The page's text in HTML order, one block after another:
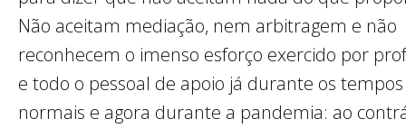
Não aceitam mediação, nem arbitragem e não
reconhecem o imenso esforço exercido por
e todo o pessoal de apoio já durante os tempos
normais e agora durante a pandemia: ao